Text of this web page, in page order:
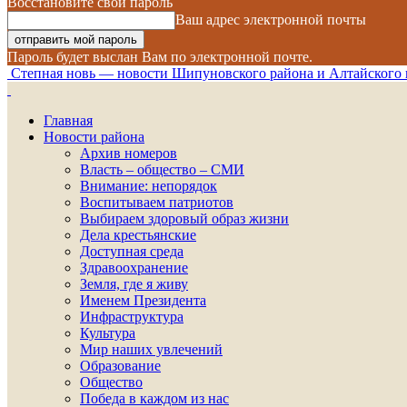
Ваш адрес электронной почты
Пароль будет выслан Вам по электронной почте.
Степная новь — новости Шипуновского района и Алтайского
Главная
Новости района
Архив номеров
Власть – общество – СМИ
Внимание: непорядок
Воспитываем патриотов
Выбираем здоровый образ жизни
Дела крестьянские
Доступная среда
Здравоохранение
Земля, где я живу
Именем Президента
Инфраструктура
Культура
Мир наших увлечений
Образование
Общество
Победа в каждом из нас